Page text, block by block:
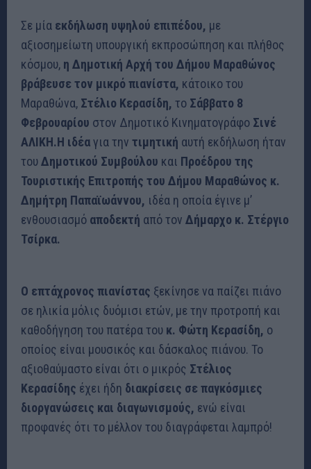
Σε μία εκδήλωση υψηλού επιπέδου, με
αξιοσημείωτη υπουργική εκπροσώπηση και πλήθος
κόσμου, η Δημοτική Αρχή του Δήμου Μαραθώνος
βράβευσε τον μικρό πιανίστα, κάτοικο του
Μαραθώνα, Στέλιο Κερασίδη, το Σάββατο 8
Φεβρουαρίου στον Δημοτικό Κινηματογράφο Σινέ
ΑΛΙΚΗ.Η ιδέαγια την τιμητική αυτή εκδήλωση ήταν
τουΔημοτικού Συμβούλου και Προέδρου της
Τουριστικής Επιτροπής του Δήμου Μαραθώνος κ.
Δημήτρη Παπαϊωάννου, ιδέα η οποία έγινε μ’
ενθουσιασμό αποδεκτή από τον Δήμαρχο κ. Στέργιο
Τσίρκα.
Ο επτάχρονος πιανίστας ξεκίνησε να παίζει πιάνο
σε ηλικία μόλις δυόμισι ετών, με την προτροπή και
καθοδήγηση του πατέρα του κ. Φώτη Κερασίδη, ο
οποίος είναι μουσικός και δάσκαλος πιάνου. Το
αξιοθαύμαστο είναι ότι ο μικρός Στέλιος
Κερασίδης έχει ήδη διακρίσεις σε παγκόσμιες
διοργανώσεις και διαγωνισμούς, ενώ είναι
προφανές ότι το μέλλον του διαγράφεται λαμπρό!